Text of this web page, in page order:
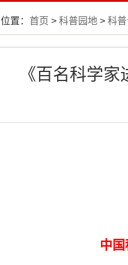
置： 首页 > 科普园地 > 科普
《百名科学
中